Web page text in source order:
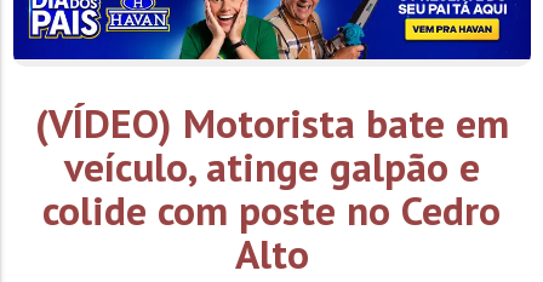
(VÍDEO) Motorista bate em
veículo, atinge galpão e
colide com poste no Cedro
Alto